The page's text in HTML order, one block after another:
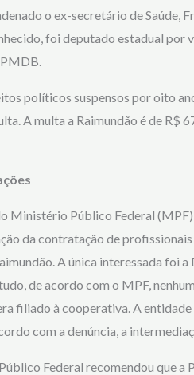
o ex-secretário de Saúde,
foi deputado estadual por
PMDB.
políticos suspensos por oito
A multa a Raimundão é de R$
Ministério Público Federal
da contratação de
A única interessada foi
de acordo com o MPF,
filiado à cooperativa. A
com a denúncia, a
Federal recomendou que a